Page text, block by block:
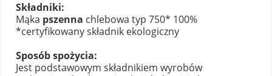
Składniki:
Mąka pszenna chlebowa typ 750* 100%
*certyfikowany składnik ekologiczny
Sposób spożycia:
Jest podstawowym składnikiem wyrobów